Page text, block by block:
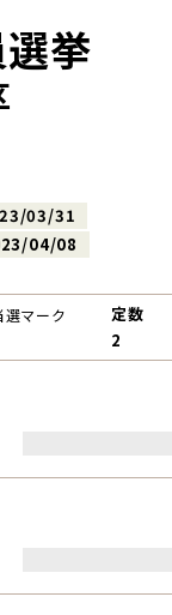
挙
03/31
04/08
選マーク
定数
2